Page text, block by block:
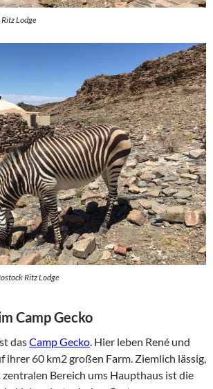
Lodge
Ritz Lodge
Camp Gecko
dasCamp Gecko. Hier leben René und
ihrer 60 km2 großen Farm. Ziemlich lässig,
zentralen Bereich ums Haupthaus ist die